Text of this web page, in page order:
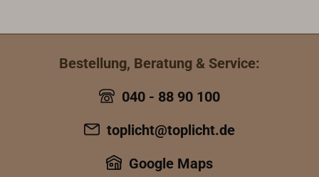
Bestellung, Beratung & Service:
040 - 88 90 100
toplicht@toplicht.de
Google Maps